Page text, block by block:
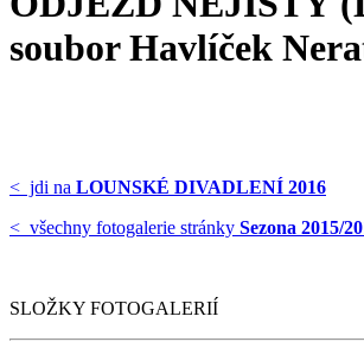
soubor Havlíček
< jdi na LOUNSKÉ DIVADLENÍ 2016
< všechny fotogalerie stránky Sezona 2015/
SLOŽKY FOTOGALERIÍ